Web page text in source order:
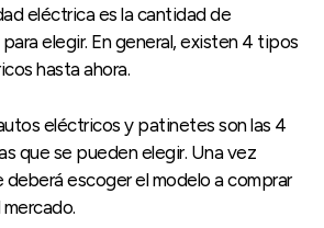
eléctrica es la cantidad de
elegir. En general, existen 4 tipos
hasta ahora.
eléctricos y patinetes son las 4
que se pueden elegir. Una vez
escoger el modelo a comprar